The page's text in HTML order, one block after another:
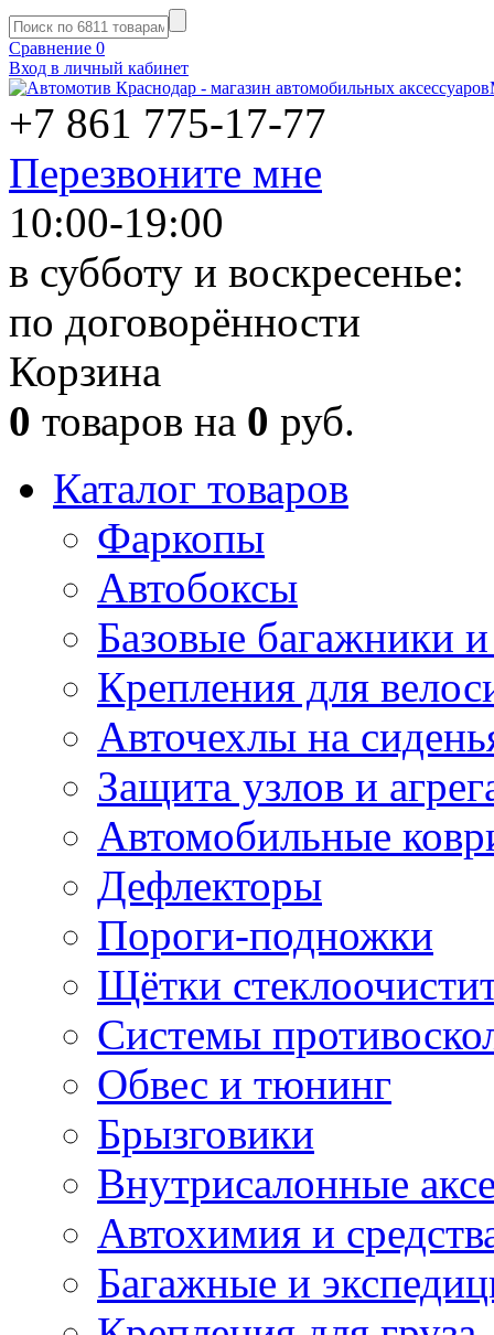
Сравнение 0
Вход в личный кабинет
+7 861 775-17-77
Перезвоните мне
10:00-19:00
в субботу и воскресенье:
по договорённости
Корзина
0 товаров на 0 руб.
Каталог товаров
Фаркопы
Автобоксы
Базовые багажники
Крепления для
Авточехлы на
Защита узлов и
Автомобильные
Дефлекторы
Пороги-подножки
Щётки
Системы
Обвес и тюнинг
Брызговики
Внутрисалонные
Автохимия и
Багажные и